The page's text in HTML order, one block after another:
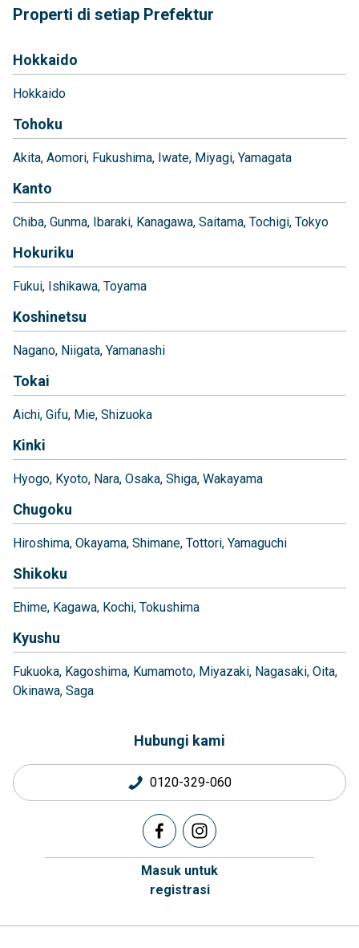
Properti di setiap Prefektur
Hokkaido
Hokkaido
Tohoku
Akita Aomori Fukushima Iwate Miyagi Yamagata
Kanto
Chiba Gunma Ibaraki Kanagawa Saitama Tochigi Tokyo
Hokuriku
Fukui Ishikawa Toyama
Koshinetsu
Nagano Niigata Yamanashi
Tokai
Aichi Gifu Mie Shizuoka
Kinki
Hyogo Kyoto Nara Osaka Shiga Wakayama
Chugoku
Hiroshima Okayama Shimane Tottori Yamaguchi
Shikoku
Ehime Kagawa Kochi Tokushima
Kyushu
Fukuoka Kagoshima Kumamoto Miyazaki Nagasaki Oita
Okinawa Saga
Hubungi kami
0120-329-060
Masuk untuk
registrasi